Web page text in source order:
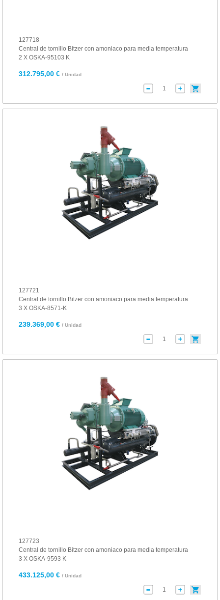
127718
Central de tornillo Bitzer con amoniaco para media temperatura
2 X OSKA-95103 K
312.795,00 € / Unidad
127721
Central de tornillo Bitzer con amoniaco para media temperatura
3 X OSKA-8571-K
239.369,00 € / Unidad
127723
Central de tornillo Bitzer con amoniaco para media temperatura
3 X OSKA-9593 K
433.125,00 € / Unidad